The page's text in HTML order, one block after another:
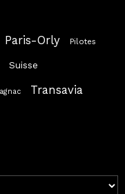
Paris-Orly Pilotes
Suisse
Transavia